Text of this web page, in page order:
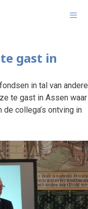
gast in
in tal van andere
te gast in Assen waar
collega’s ontving in